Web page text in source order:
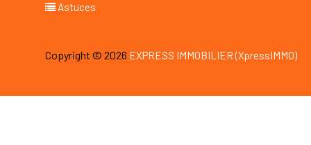
Astuces
Copyright © 2026 EXPRESS IMMOBILIER (XpressIMMO)